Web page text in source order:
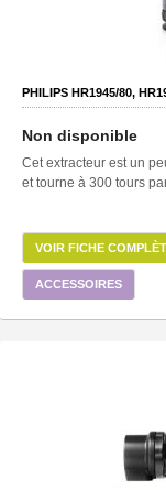
PHILIPS HR1945/80,
Non disponible
Cet extracteur est un
et tourne à 300 tours
VOIR FICHE
ACCESSOIRES